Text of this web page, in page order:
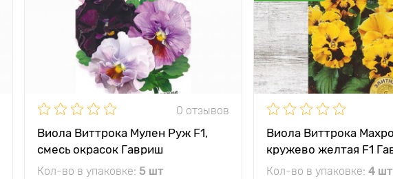
0 отзывов
Виола Виттрока Мулен Руж F1,
смесь окрасок Гавриш
Кол-во в упаковке: 5 шт
Виола Виттрока
кружево желтая F1
Кол-во в упаковке: 4 шт